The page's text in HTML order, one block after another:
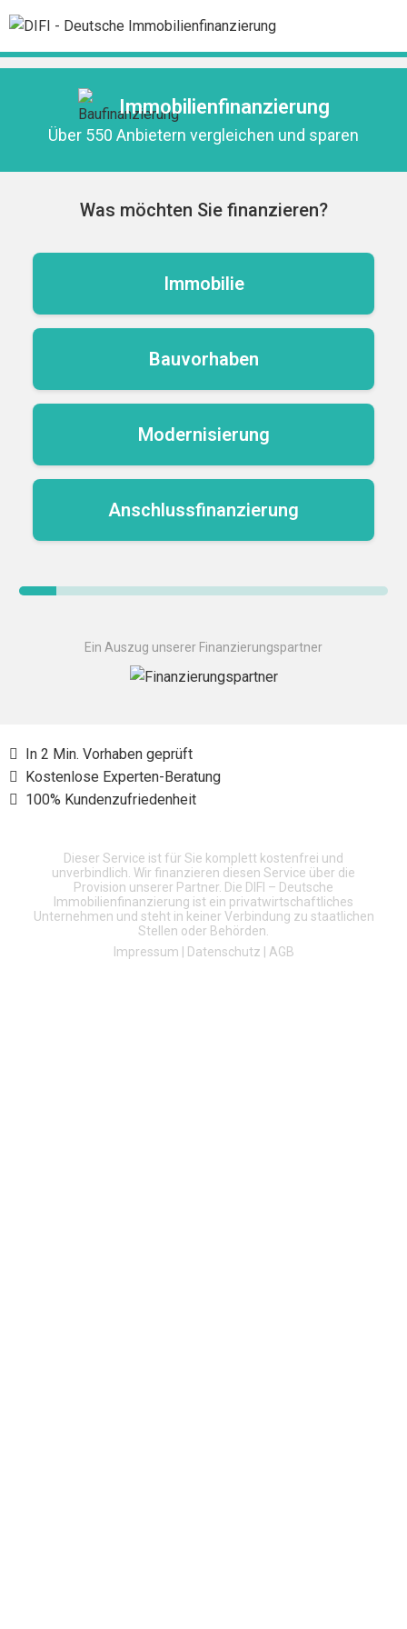
Immobilienfinanzierung
Über 550 Anbietern vergleichen und sparen
Was möchten Sie finanzieren?
Immobilie
Bauvorhaben
Modernisierung
Anschlussfinanzierung
Ein Auszug unserer Finanzierungspartner
In 2 Min. Vorhaben geprüft
Kostenlose Experten-Beratung
100% Kundenzufriedenheit
Dieser Service ist für Sie komplett kostenfrei und
unverbindlich. Wir finanzieren diesen Service über die
Provision unserer Partner. Die DIFI – Deutsche
Immobilienfinanzierung ist ein privatwirtschaftliches
Unternehmen und steht in keiner Verbindung zu staatlichen
Stellen oder Behörden.
Impressum
Datenschutz AGB